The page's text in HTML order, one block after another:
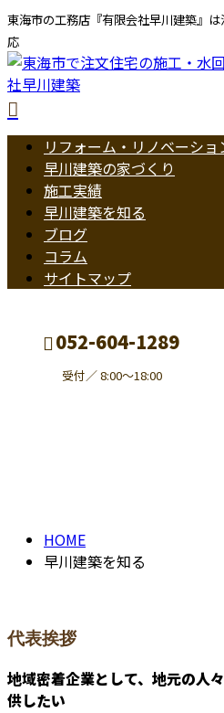
東海市の工務店『有限会社早川建築』
応
リフォーム・リノベーショ
早川建築の家づくり
施工実績
早川建築を知る
ブログ
コラム
サイトマップ
052-604-1289
受付／ 8:00～18:00
HOME
早川建築を知る
代表挨拶
地域密着企業として、地元の人
供したい